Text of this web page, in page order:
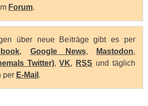
Forum.
über neue Beiträge gibt es per
, Google News, Mastodon,
Twitter),VK, RSS und täglich
per E-Mail .